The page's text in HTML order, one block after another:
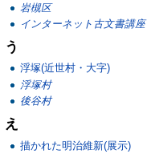
岩槻区
インターネット古文書講座
う
浮塚(近世村・大字)
浮塚村
後谷村
え
描かれた明治維新(展示)